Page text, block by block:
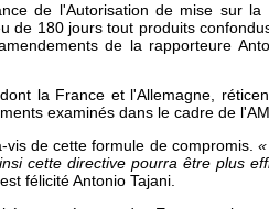
de l'Autorisation de mise sur
de 180 jours tout produits
de la rapporteure
la France et l'Allemagne,
examinés dans le cadre de
vis de cette formule de compromis.
cette directive pourra être plus
félicité Antonio Tajani.